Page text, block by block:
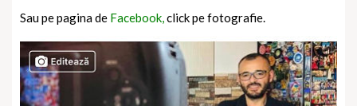
Sau pe pagina de Facebook,click pe fotografie.